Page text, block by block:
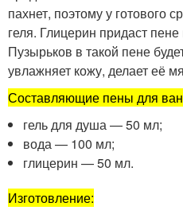
пахнет, поэтому у готового
геля. Глицерин придаст
Пузырьков в такой пене
увлажняет кожу, делает её
Составляющие пены для
гель для душа — 50 мл;
вода — 100 мл;
глицерин — 50 мл.
Изготовление: